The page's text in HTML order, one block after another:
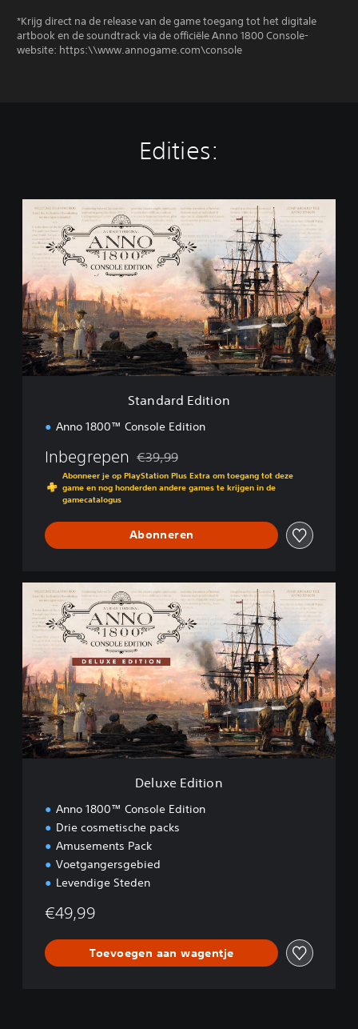
*Krijg direct na de release van de game toegang tot het digitale
artbook en de soundtrack via de officiële Anno 1800 Console-
website: https:\\www.annogame.com\console
Edities:
a
r
d
E
d
i
t
Standard Edition
Anno 1800™ Console Edition
Inbegrepen Korting ten opzichte van de
€39,99
Abonneer je op PlayStation Plus Extra om toegang tot deze
game en nog honderden andere games te krijgen in de
gamecatalogus
Abonneren
e
E
d
i
t
i
o
Deluxe Edition
Anno 1800™ Console Edition
Drie cosmetische packs
Amusements Pack
Voetgangersgebied
Levendige Steden
€49,99
Toevoegen aan wagentje